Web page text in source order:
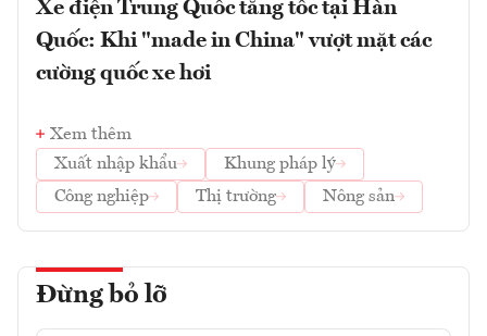
Xe điện Trung Quốc tăng tốc tại Hàn
Quốc: Khi "made in China" vượt mặt các
cường quốc xe hơi
Xem thêm
Xuất nhập khẩu
Khung pháp lý
Công nghiệp
Thị trường Nông sản
Đừng bỏ lỡ